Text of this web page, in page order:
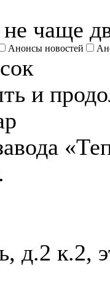
чаще
Анонсы новостей
и
д.2 к.2,